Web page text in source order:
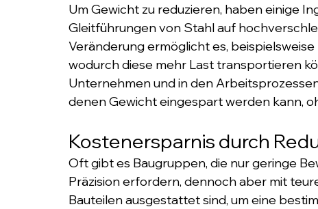
Um Gewicht zu reduzieren, haben einige
Gleitführungen von Stahl auf
Veränderung ermöglicht es,
wodurch diese mehr Last transportieren
Unternehmen und in den
denen Gewicht eingespart werden kann,
Kostenersparnis durch
Oft gibt es Baugruppen, die nur geringe
Präzision erfordern, dennoch aber mit
Bauteilen ausgestattet sind, um eine